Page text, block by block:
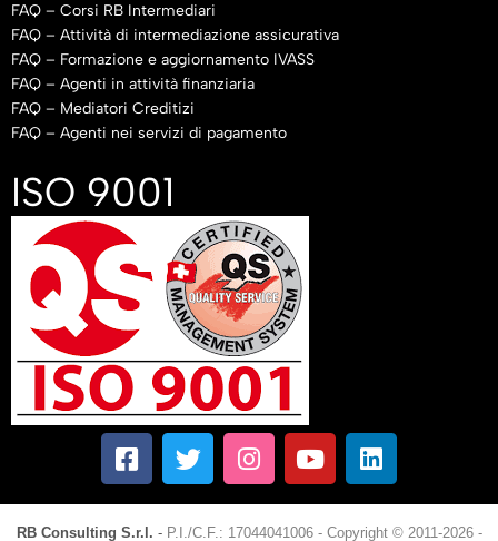
FAQ – Corsi RB Intermediari
FAQ – Attività di intermediazione assicurativa
FAQ – Formazione e aggiornamento IVASS
FAQ – Agenti in attività finanziaria
FAQ – Mediatori Creditizi
FAQ – Agenti nei servizi di pagamento
ISO 9001
RB Consulting S.r.l. - P.I./C.F.: 17044041006 - Copyright © 2011-2026 -